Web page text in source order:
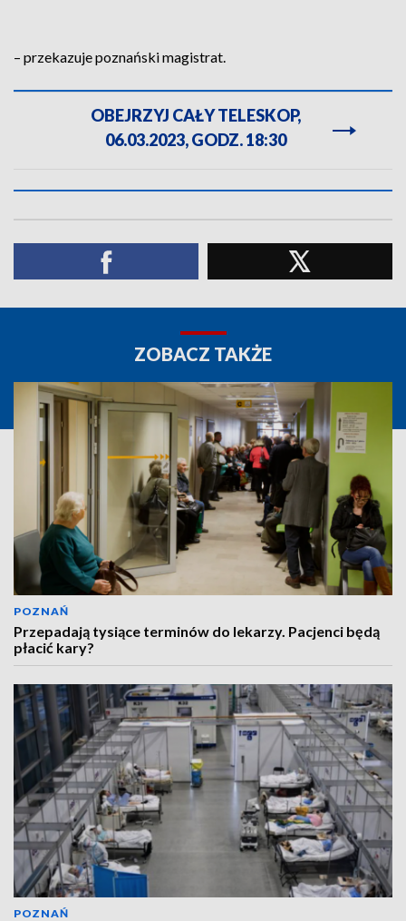
– przekazuje poznański magistrat.
OBEJRZYJ CAŁY TELESKOP,
06.03.2023, GODZ. 18:30
ZOBACZ TAKŻE
POZNAŃ
Przepadają tysiące terminów do lekarzy. Pacjenci będą
płacić kary?
POZNAŃ